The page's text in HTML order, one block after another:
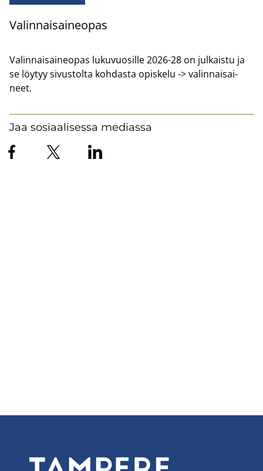
Va­lin­nai­sai­neo­pas
Va­lin­nai­sai­neo­pas lu­ku­vuo­sil­le 2026-28 on jul­kais­tu ja
se löy­tyy si­vus­tol­ta koh­das­ta opis­ke­lu -> va­lin­nai­sai­
neet.
Jaa sosiaalisessa mediassa